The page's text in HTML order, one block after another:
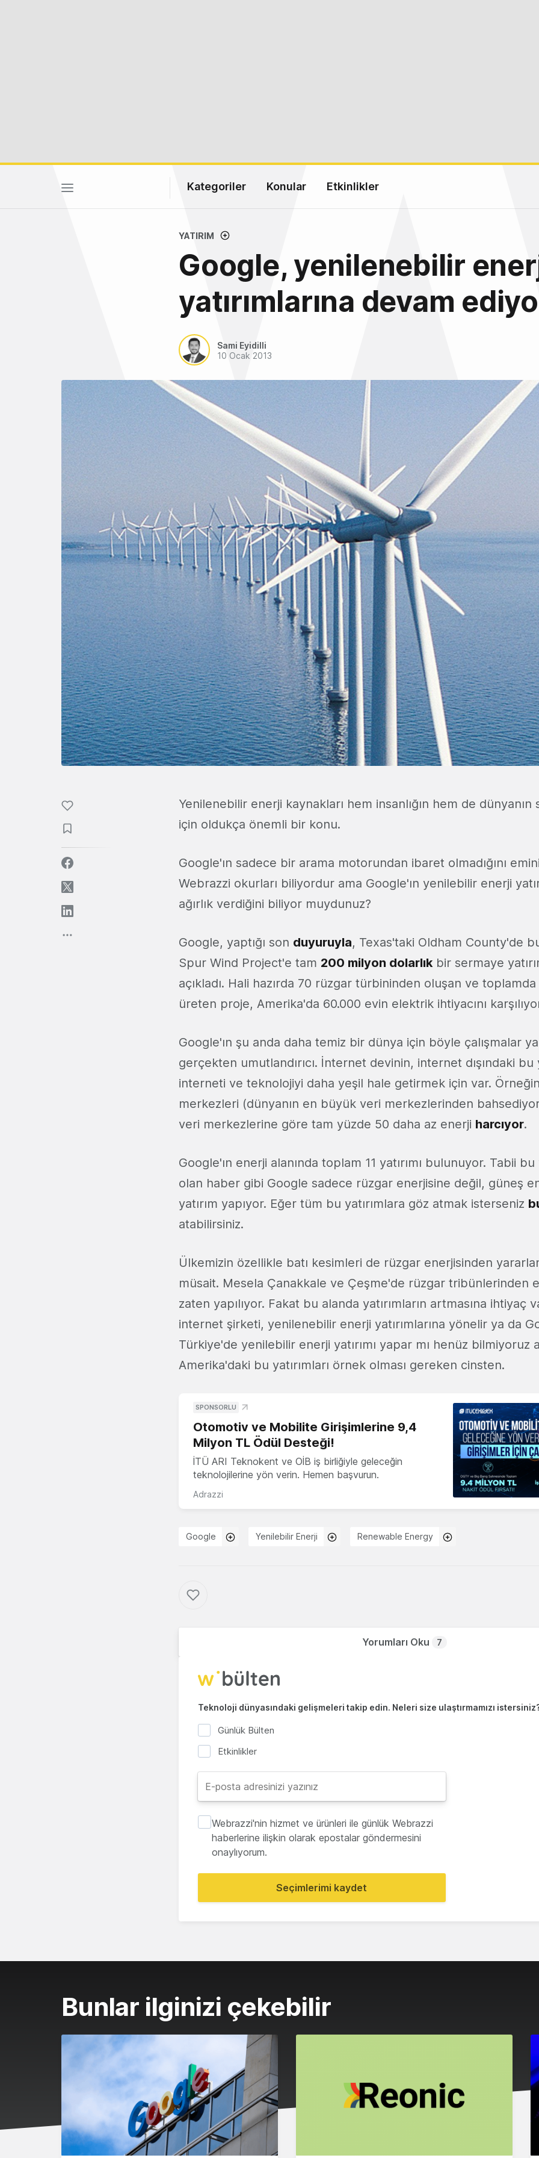
Kategoriler Konular Etkinlikler
YATIRIM
Google, yenilenebilir
yatırımlarına devam
Sami Eyidilli
10 Ocak 2013
Yenilenebilir enerji kaynakları hem insanlığın hem de dünyanın
için oldukça önemli bir konu.
Google'ın sadece bir arama motorundan ibaret olmadığını
Webrazzi okurları biliyordur ama Google'ın yenilebilir enerji
ağırlık verdiğini biliyor muydunuz?
Google, yaptığı son duyuruyla, Texas'taki Oldham County'de
Spur Wind Project'e tam 200 milyon dolarlıkbir sermaye
açıkladı. Hali hazırda 70 rüzgar türbininden oluşan ve
üreten proje, Amerika'da 60.000 evin elektrik ihtiyacını
Google'ın şu anda daha temiz bir dünya için böyle çalışmalar
gerçekten umutlandırıcı. İnternet devinin, internet dışındaki bu
interneti ve teknolojiyi daha yeşil hale getirmek için var.
merkezleri (dünyanın en büyük veri merkezlerinden
veri merkezlerine göre tam yüzde 50 daha az enerji harcıyor.
Google'ın enerji alanında toplam 11 yatırımı bulunuyor. Tabii bu
olan haber gibi Google sadece rüzgar enerjisine değil, güneş
yatırım yapıyor. Eğer tüm bu yatırımlara göz atmak isterseniz
atabilirsiniz.
Ülkemizin özellikle batı kesimleri de rüzgar enerjisinden
müsait. Mesela Çanakkale ve Çeşme'de rüzgar tribünlerinden
zaten yapılıyor. Fakat bu alanda yatırımların artmasına ihtiyaç
internet şirketi, yenilenebilir enerji yatırımlarına yönelir ya da
Türkiye'de yenilebilir enerji yatırımı yapar mı henüz bilmiyoruz
Amerika'daki bu yatırımları örnek olması gereken cinsten.
SPONSORLU
Otomotiv ve Mobilite Girişimlerine 9,4
Milyon TL Ödül Desteği!
İTÜ ARI Teknokent ve OİB iş birliğiyle geleceğin
teknolojilerine yön verin. Hemen başvurun.
Adrazzi
Google Yenilebilir Enerji Renewable Energy
Yorumları Oku 7
Teknoloji dünyasındaki gelişmeleri takip edin. Neleri size ulaştırmamızı
Günlük Bülten
Etkinlikler
Webrazzi'nin hizmet ve ürünleri ile günlük Webrazzi
haberlerine ilişkin olarak epostalar göndermesini
onaylıyorum.
Seçimlerimi kaydet
Bunlar ilginizi çekebilir